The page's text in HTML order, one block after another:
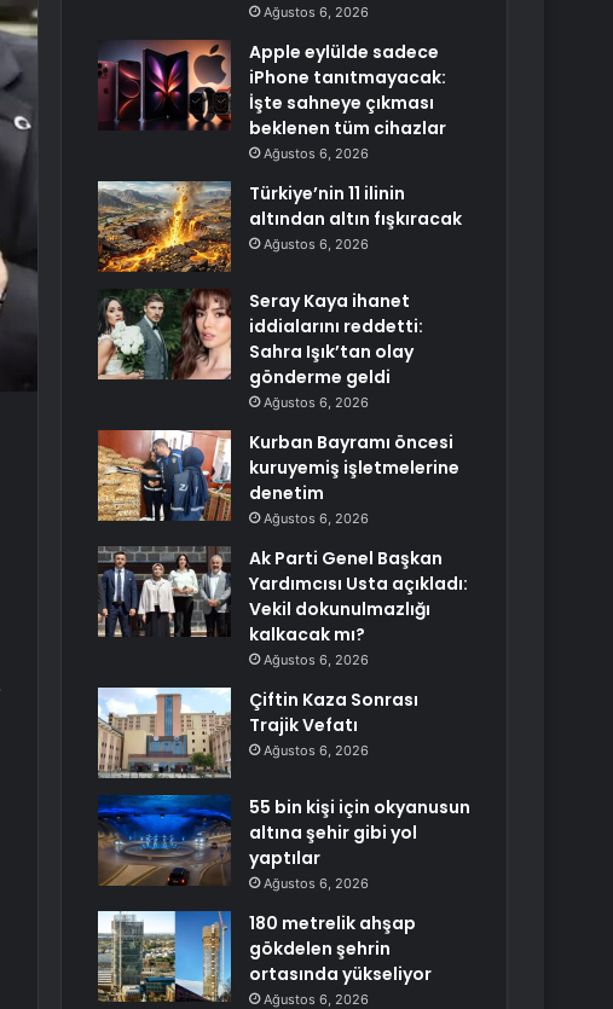
Ağustos 6, 2026
Apple eylülde sadece
iPhone tanıtmayacak:
İşte sahneye çıkması
beklenen tüm cihazlar
Ağustos 6, 2026
Türkiye’nin 11 ilinin
altından altın fışkıracak
Ağustos 6, 2026
Seray Kaya ihanet
iddialarını reddetti:
Sahra Işık’tan olay
gönderme geldi
Ağustos 6, 2026
Kurban Bayramı öncesi
kuruyemiş işletmelerine
denetim
Ağustos 6, 2026
Ak Parti Genel Başkan
Yardımcısı Usta açıkladı:
Vekil dokunulmazlığı
kalkacak mı?
Ağustos 6, 2026
Çiftin Kaza Sonrası
Trajik Vefatı
Ağustos 6, 2026
55 bin kişi için okyanusun
altına şehir gibi yol
yaptılar
Ağustos 6, 2026
180 metrelik ahşap
gökdelen şehrin
ortasında yükseliyor
Ağustos 6, 2026